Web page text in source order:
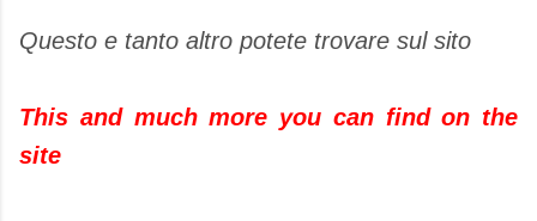
Questo e tanto altro potete trovare sul sito
This and much more you can find on the
site